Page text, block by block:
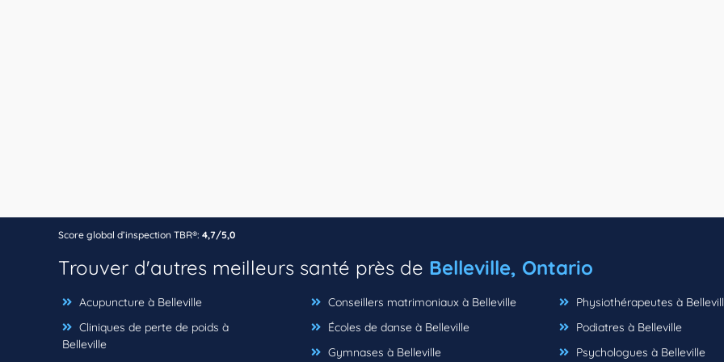
Score global d’inspection TBR®: 4,7/5,0
Trouver d'autres meilleurs santé près de Belleville, Ontario
Acupuncture à Belleville
Cliniques de perte de poids à
Belleville
Conseillers matrimoniaux à Belleville
Écoles de danse à Belleville
Gymnases à Belleville
Physiothérapeutes à
Podiatres à Belleville
Psychologues à Belleville